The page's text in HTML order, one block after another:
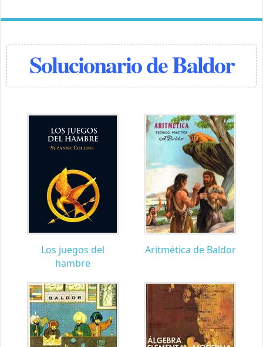
Solucionario de Baldor
Los juegos del
hambre
Aritmética de Baldor